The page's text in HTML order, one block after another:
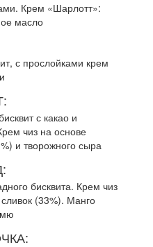
Крем «Шарлотт»:
масло
с прослойками крем
с какао и
чиз на основе
и творожного сыра
бисквита. Крем чиз
(33%). Манго